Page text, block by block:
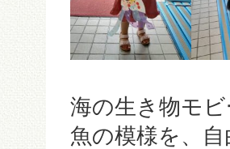
海の生き物モ
魚の模様を、